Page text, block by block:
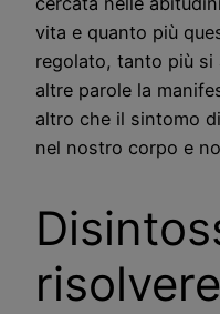
vita e quanto più
regolato, tanto più si
altre parole la
altro che il sintomo
nel nostro corpo e